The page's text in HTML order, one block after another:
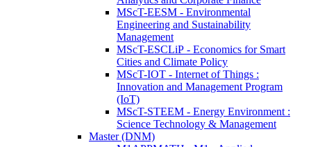
MScT-EESM - Environmental
Engineering and Sustainability
Management
MScT-ESCLiP - Economics for Smart
Cities and Climate Policy
MScT-IOT - Internet of Things :
Innovation and Management Program
(IoT)
MScT-STEEM - Energy Environment :
Science Technology & Management
Master (DNM)